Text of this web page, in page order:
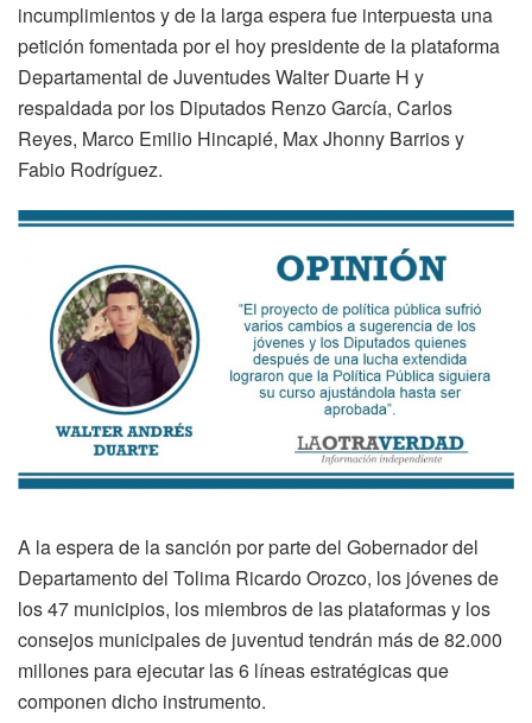
incumplimientos y de la larga espera fue interpuesta una
petición fomentada por el hoy presidente de la plataforma
Departamental de Juventudes Walter Duarte H y
respaldada por los Diputados Renzo García, Carlos
Reyes, Marco Emilio Hincapié, Max Jhonny Barrios y
Fabio Rodríguez.
A la espera de la sanción por parte del Gobernador del
Departamento del Tolima Ricardo Orozco, los jóvenes de
los 47 municipios, los miembros de las plataformas y los
consejos municipales de juventud tendrán más de 82.000
millones para ejecutar las 6 líneas estratégicas que
componen dicho instrumento.